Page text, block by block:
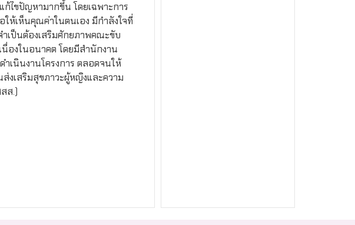
ไขปัญหามากขึ้น โดยเฉพาะการ
ให้เห็นคุณค่าในตนเอง มีกำลังใจที่
เป็นต้องเสริมศักยภาพคณะขับ
นื่องในอนาคต โดยมีสำนักงาน
เนินงานโครงการ ตลอดจนให้
งเสริมสุขภาวะผู้หญิงและความ
ส.)